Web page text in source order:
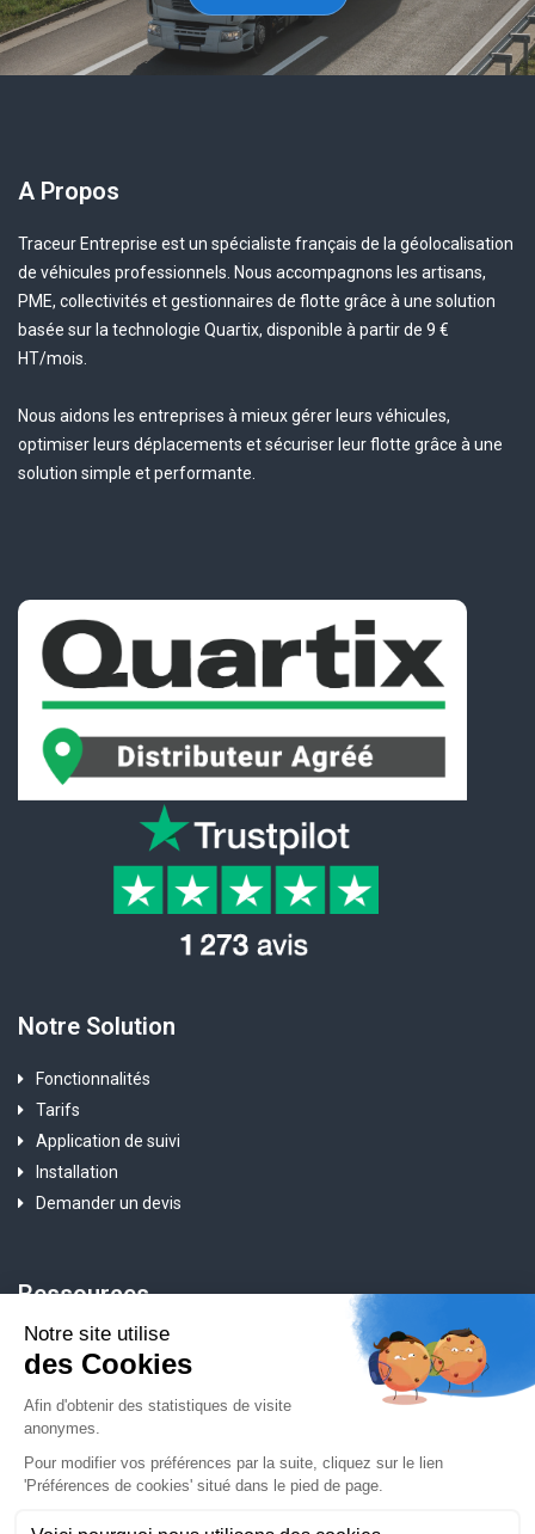
A Propos
Traceur Entreprise est un spécialiste français de la géolocalisation
de véhicules professionnels. Nous accompagnons les artisans,
PME, collectivités et gestionnaires de flotte grâce à une solution
basée sur la technologie Quartix, disponible à partir de 9 €
HT/mois.
Nous aidons les entreprises à mieux gérer leurs véhicules,
optimiser leurs déplacements et sécuriser leur flotte grâce à une
solution simple et performante.
Notre Solution
Fonctionnalités
Tarifs
Application de suivi
Installation
Demander un devis
Ressources
Qui est Traceur Entreprise ?
Questions fréquentes
Blog
API de géolocalisation
Nous contacter